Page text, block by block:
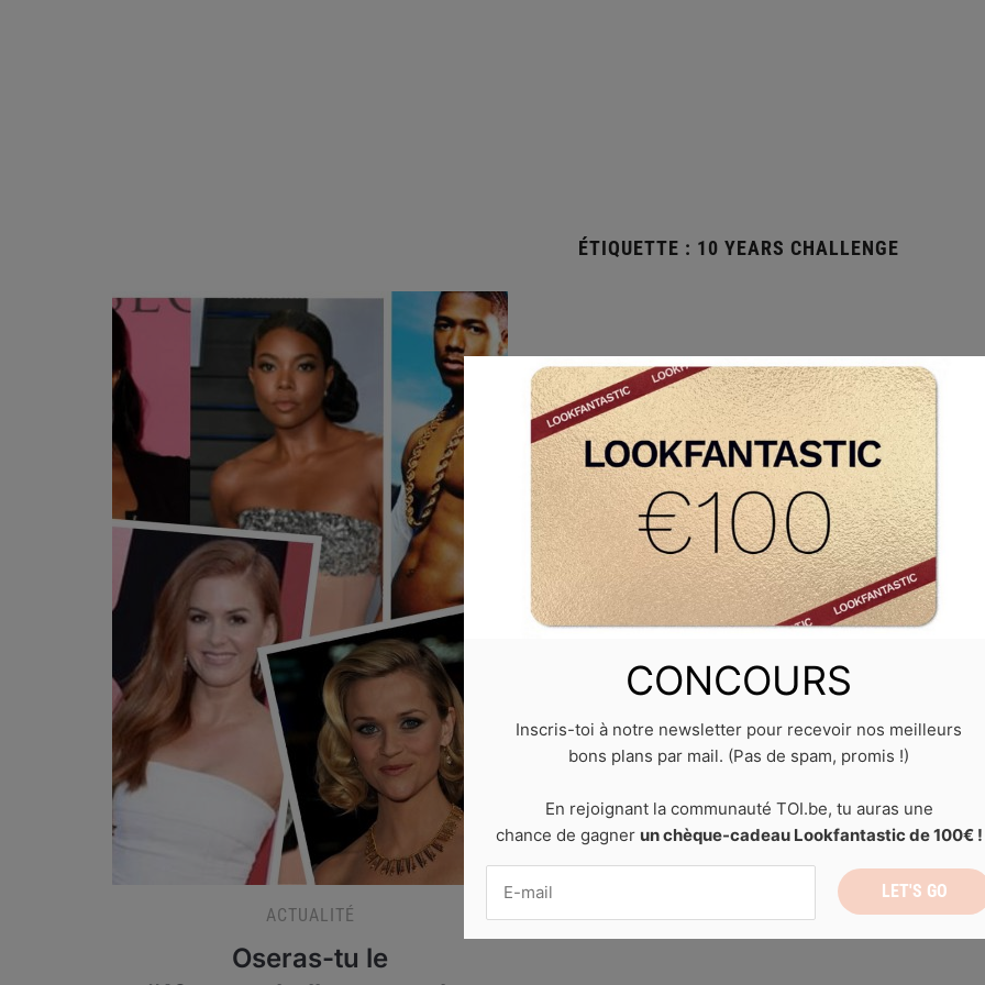
ÉTIQUETTE : 10 YEARS CHALLENGE
ACTUALITÉ
Oseras-tu le
CONCOURS
Inscris-toi à notre newsletter pour recevoir nos meilleurs
bons plans par mail. (Pas de spam, promis !)
En rejoignant la communauté TOI.be, tu auras une
chance de gagner un chèque-cadeau Lookfantastic de 100€ !